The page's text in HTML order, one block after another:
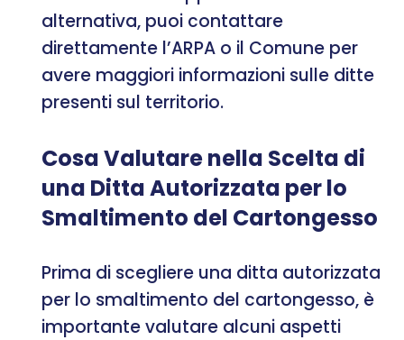
alternativa, puoi contattare
direttamente l’ARPA o il Comune per
avere maggiori informazioni sulle ditte
presenti sul territorio.
Cosa Valutare nella Scelta di
una Ditta Autorizzata per lo
Smaltimento del Cartongesso
Prima di scegliere una ditta autorizzata
per lo smaltimento del cartongesso, è
importante valutare alcuni aspetti